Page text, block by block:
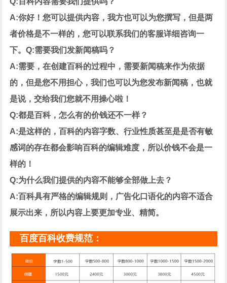
A:你好！您可以提供内容，我方也可以为您撰写，但是两
者价格是不一样的，您可以联系我们的客服详细咨询一
下。Q:需要我们发新闻稿吗？
A:需要，在创建百科的过程中，需要新闻稿来作为依据
的，但是您不用担心，我们也可以为您发布新闻稿，也就
是说，交给我们您就不用操心啦！
Q:都是百科，怎么有的价钱还不一样？
A:是这样的，百科的内容字数、行业性质甚至是是否有敏
感词的存在都会影响百科的编辑难度，所以价钱不会是一
样的！
Q:为什么我们提供的内容不能够全部做上去？
A:百科具有严格的编辑规则，广告化口语化的内容不适合
展示出来，所以内容上要更加专业、精简。
百度百科收费规范：